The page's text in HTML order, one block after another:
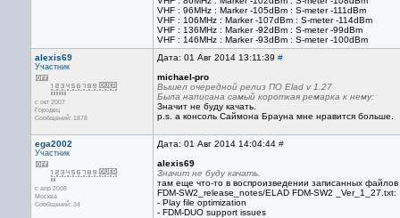
VHF : 96MHz : Marker -105dBm : S-meter -111dBm
VHF : 106MHz : Marker -107dBm : S-meter -114dBm
VHF : 136MHz : Marker -92dBm : S-meter -99dBm
VHF : 146MHz : Marker -93dBm : S-meter -100dBm
alexis69
Участник
с окт 2007
Городец
Сообщений: 1878
Дата: 01 Авг 2014 13:11:39 #
michael-pro
Вышел очередной релиз ПО Elad v 1.27
Была написана самый короткая ремарка к нему:
Значит не буду качать.
p.s. а консоль Саймона Брауна мне нравится больше.
ega2002
Участник
с апр 2008
Москва
Сообщений: 34
Дата: 01 Авг 2014 14:04:44 #
alexis69
Значит не буду качать.
там еще что-то в воспроизведении записанных
FDM-SW2_release_notes/ELAD FDM-SW2 _Ver_1_27.txt:
- Play file optimization
- FDM-DUO support issues